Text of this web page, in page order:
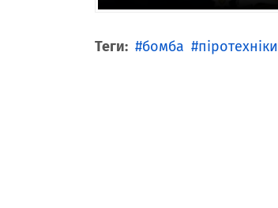
Теги: бомба піротехніки